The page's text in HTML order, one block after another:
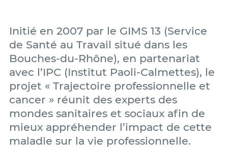
Initié en 2007 par le GIMS 13 (Service
de Santé au Travail situé dans les
Bouches-du-Rhône), en partenariat
avec l’IPC (Institut Paoli-Calmettes), le
projet « Trajectoire professionnelle et
cancer » réunit des experts des
mondes sanitaires et sociaux afin de
mieux appréhender l’impact de cette
maladie sur la vie professionnelle.